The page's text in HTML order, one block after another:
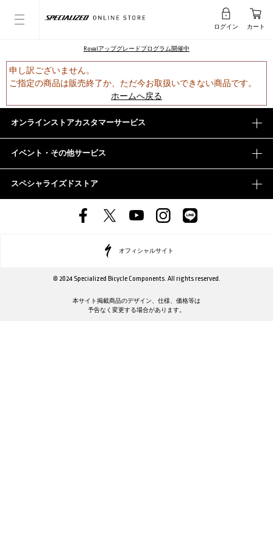
ログイン カート
Rovalアップグレードプログラム開催中
申し訳ございません。
ご指定の商品は販売終了か、ただ今お取扱いできない商品です。
ホームへ戻る
オンラインストアカスタマーサービス
イベント・その他サービス
スペシャライズドストア
オフィシャルサイト
© 2024 Specialized Bicycle Components. All rights reserved.
本サイト掲載商品のデザイン、仕様、価格等は
予告なく変更する場合があります。